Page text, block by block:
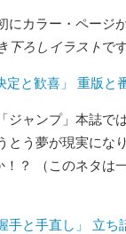
にカラー・ページ
下ろしイラストで
定と歓喜」 重版と
ジャンプ」本誌で
とう夢が現実にな
？ （このネタは
手と手直し」 立ち